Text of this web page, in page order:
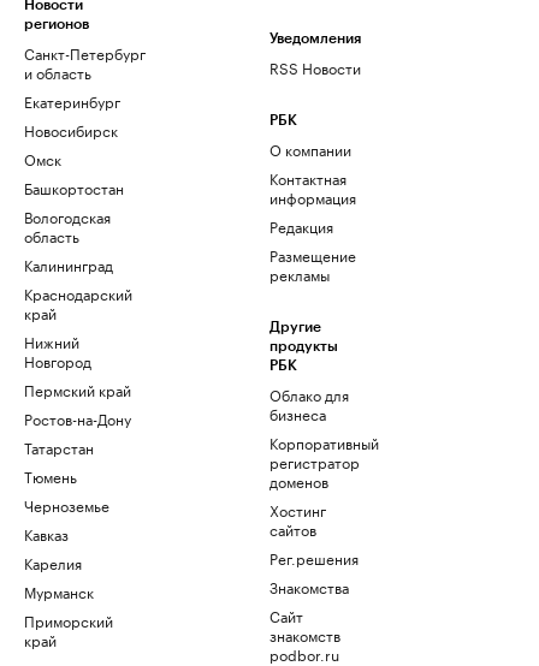
Новости
регионов
Санкт-Петербург
и область
Екатеринбург
Новосибирск
Омск
Башкортостан
Вологодская
область
Калининград
Краснодарский
край
Нижний
Новгород
Пермский край
Ростов-на-Дону
Татарстан
Тюмень
Черноземье
Кавказ
Карелия
Мурманск
Приморский
край
Уведомления
RSS Новости
РБК
О компании
Контактная
информация
Редакция
Размещение
рекламы
Другие
продукты
РБК
Облако для
бизнеса
Корпоративный
регистратор
доменов
Хостинг
сайтов
Рег.решения
Знакомства
Сайт
знакомств
podbor.ru